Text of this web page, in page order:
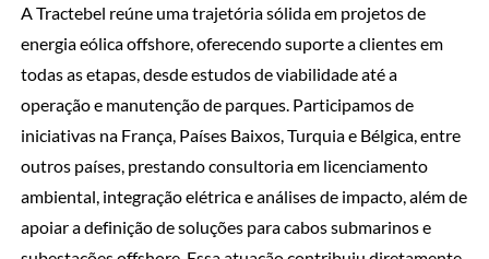
A Tractebel reúne uma trajetória sólida em projetos de
energia eólica offshore, oferecendo suporte a clientes em
todas as etapas, desde estudos de viabilidade até a
operação e manutenção de parques. Participamos de
iniciativas na França, Países Baixos, Turquia e Bélgica, entre
outros países, prestando consultoria em licenciamento
ambiental, integração elétrica e análises de impacto, além de
apoiar a definição de soluções para cabos submarinos e